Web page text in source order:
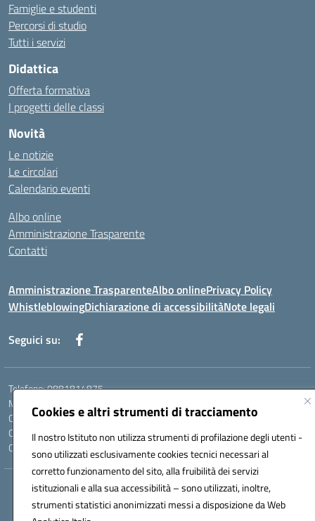
Cookies e altri strumenti di tracciamento
Il nostro Istituto non utilizza strumenti di profilazione degli utenti -
sono utilizzati esclusivamente cookies tecnici necessari al
corretto funzionamento del sito, alla fruibilità dei servizi
istituzionali e alla sua accessibilità – sono utilizzati, inoltre,
strumenti statistici anonimizzati messi a disposizione da Web
Famiglie e studenti
Percorsi di studio
Tutti i servizi
Didattica
Offerta formativa
I progetti delle classi
Novità
Le notizie
Le circolari
Calendario eventi
Albo online
Amministrazione Trasparente
Contatti
Amministrazione TrasparenteAlbo onlinePrivacy Policy
WhistleblowingDichiarazione di accessibilitàNote legali
Seguici su:
Telefono: 0881814875
Mail: fgic86100g@istruzione.it PEC: fgic86100g@pec.istruzione.it
Codice univoco ufficio: UF0Y26 Codice IPA: istsc_fgic86100g
Codice meccanografico: FGIC86100G
Codice fiscale: 80030630711
Hosting & Powered by 3D Solution S.r.l.
Concept & Design by Designers Italia